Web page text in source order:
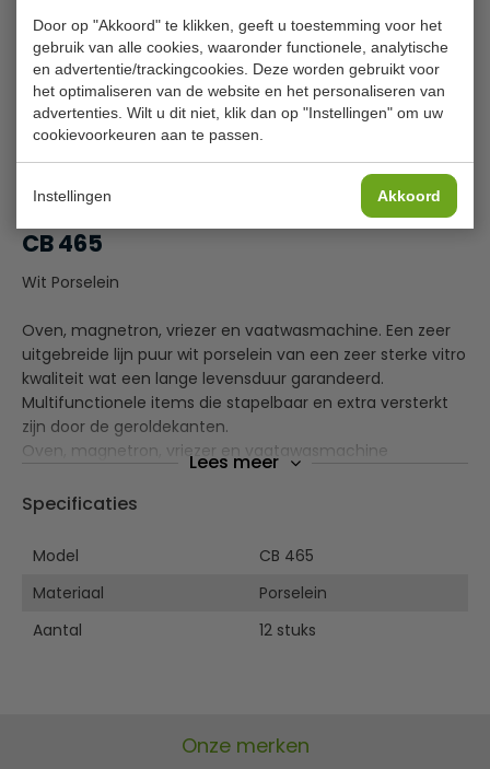
Door op "Akkoord" te klikken, geeft u toestemming voor het
gebruik van alle cookies, waaronder functionele, analytische
en advertentie/trackingcookies. Deze worden gebruikt voor
het optimaliseren van de website en het personaliseren van
advertenties. Wilt u dit niet, klik dan op "Instellingen" om uw
cookievoorkeuren aan te passen.
Instellingen Akkoord
Stukprijs: € 1,42 p.st.
In winkelwagentje
in 3 termijnen
Espresso schotel per 12 stuks, model
CB 465
Wit Porselein
Oven, magnetron, vriezer en vaatwasmachine. Een zeer
uitgebreide lijn puur wit porselein van een zeer sterke vitro
kwaliteit wat een lange levensduur garandeerd.
Multifunctionele items die stapelbaar en extra versterkt
zijn door de geroldekanten.
Oven, magnetron, vriezer en vaatawasmachine
bestendig. Alle prijzen zijn per vernoemde
verpakkingseenheid.
Lees meer
Specificaties
Model
CB 465
Materiaal
Porselein
Aantal
12 stuks
Onze merken